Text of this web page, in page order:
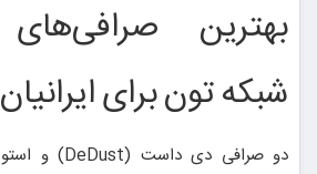
بهترین صرافی‌های
شبکه تون برای ایرانیان